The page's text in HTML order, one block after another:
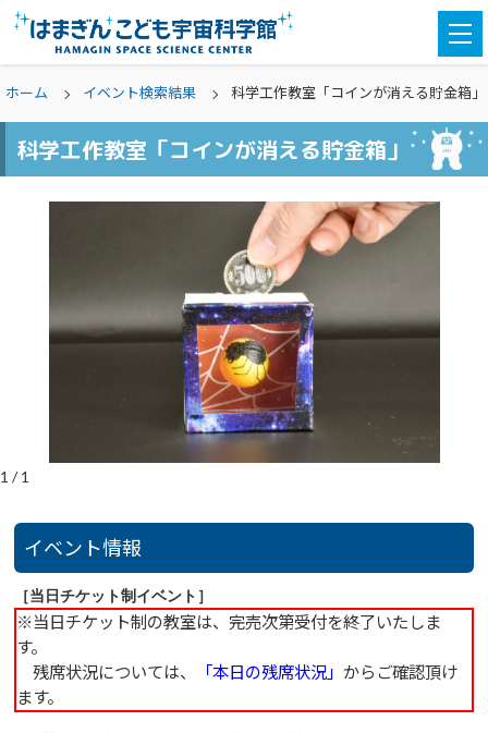
ホーム イベント検索結果 科学工作教室「コインが消える貯金箱」
科学工作教室「コインが消える貯金箱」
1 /1
イベント情報
［当日チケット制イベント］
※当日チケット制の教室は、完売次第受付を終了いたしま
す。
残席状況については、
「本日の残席状況」 からご確認頂け
ます。